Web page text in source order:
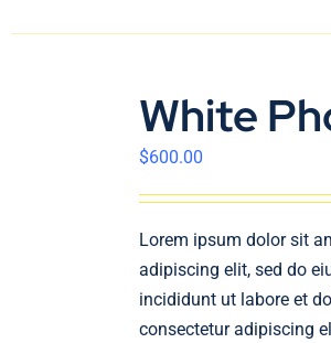
White
$600.00
Lorem ipsum dolor sit
adipiscing elit, sed do
incididunt ut labore et
consectetur adipiscing